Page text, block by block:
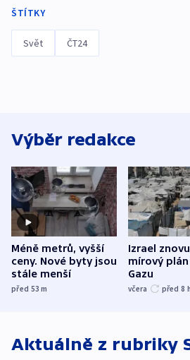
ŠTÍTKY
Svět ČT24
Výběr redakce
Méně metrů, vyšší
ceny. Nové byty jsou
stále menší
před 53m
Izrael
mírový
Gazu
včera před 8 h
Aktuálně z rubriky